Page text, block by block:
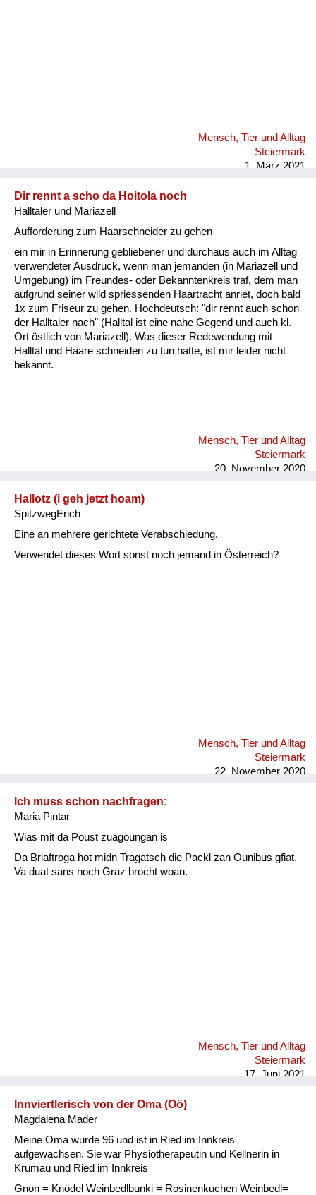
Mensch, Tier und Alltag
Steiermark
1. März 2021
Dir rennt a scho da Hoitola noch
Halltaler und Mariazell
Aufforderung zum Haarschneider zu gehen
ein mir in Erinnerung gebliebener und durchaus auch im Alltag
verwendeter Ausdruck, wenn man jemanden (in Mariazell und
Umgebung) im Freundes- oder Bekanntenkreis traf, dem man
aufgrund seiner wild spriessenden Haartracht anriet, doch bald
1x zum Friseur zu gehen. Hochdeutsch: "dir rennt auch schon
der Halltaler nach" (Halltal ist eine nahe Gegend und auch kl.
Ort östlich von Mariazell). Was dieser Redewendung mit
Halltal und Haare schneiden zu tun hatte, ist mir leider nicht
bekannt.
Mensch, Tier und Alltag
Steiermark
20. November 2020
Hallotz (i geh jetzt hoam)
SpitzwegErich
Eine an mehrere gerichtete Verabschiedung.
Verwendet dieses Wort sonst noch jemand in Österreich?
Mensch, Tier und Alltag
Steiermark
22. November 2020
Ich muss schon nachfragen:
Maria Pintar
Wias mit da Poust zuagoungan is
Da Briaftroga hot midn Tragatsch die Packl zan Ounibus gfiat.
Va duat sans noch Graz brocht woan.
Mensch, Tier und Alltag
Steiermark
17. Juni 2021
Innviertlerisch von der Oma (Oö)
Magdalena Mader
Meine Oma wurde 96 und ist in Ried im Innkreis
aufgewachsen. Sie war Physiotherapeutin und Kellnerin in
Krumau und Ried im Innkreis
Gnon = Knödel Weinbedlbunki = Rosinenkuchen Weinbedl=